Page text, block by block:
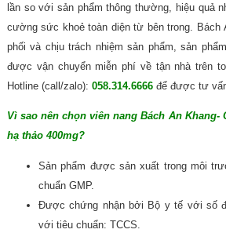
lần so với sản phẩm thông thường, hiệu quả
cường sức khoẻ toàn diện từ bên trong. Bách
phối và chịu trách nhiệm sản phẩm, sản
được vận chuyển miễn phí về tận nhà trên
Hotline (call/zalo): 058.314.6666để được tư
Vì sao nên chọn viên nang Bách An Khang-
hạ thảo 400mg?
Sản phẩm được sản xuất trong môi
chuẩn GMP.
Được chứng nhận bởi Bộ y tế với số
với tiêu chuẩn: TCCS.